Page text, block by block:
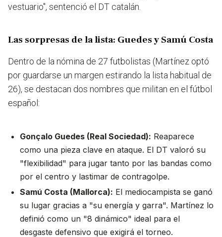
vestuario", sentenció el DT catalán.
Las sorpresas de la lista: Guedes y Samú Costa
Dentro de la nómina de 27 futbolistas (Martínez optó
por guardarse un margen estirando la lista habitual de
26), se destacan dos nombres que militan en el fútbol
español:
Gonçalo Guedes (Real Sociedad): Reaparece
como una pieza clave en ataque. El DT valoró su
"flexibilidad" para jugar tanto por las bandas como
por el centro y lastimar de contragolpe.
Samú Costa (Mallorca): El mediocampista se ganó
su lugar gracias a "su energía y garra". Martínez lo
definió como un "8 dinámico" ideal para el
desgaste defensivo que exigirá el torneo.